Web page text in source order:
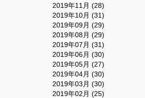
2019年11月 (28)
2019年10月 (31)
2019年09月 (29)
2019年08月 (29)
2019年07月 (31)
2019年06月 (30)
2019年05月 (27)
2019年04月 (30)
2019年03月 (30)
2019年02月 (25)